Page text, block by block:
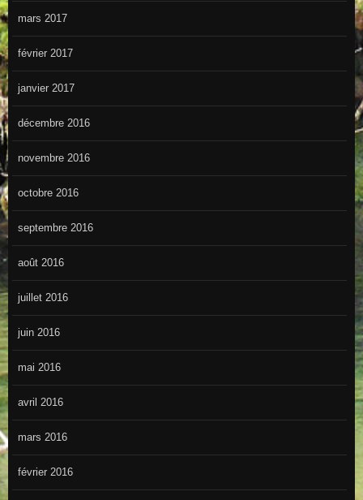
mars 2017
février 2017
janvier 2017
décembre 2016
novembre 2016
octobre 2016
septembre 2016
août 2016
juillet 2016
juin 2016
mai 2016
avril 2016
mars 2016
février 2016